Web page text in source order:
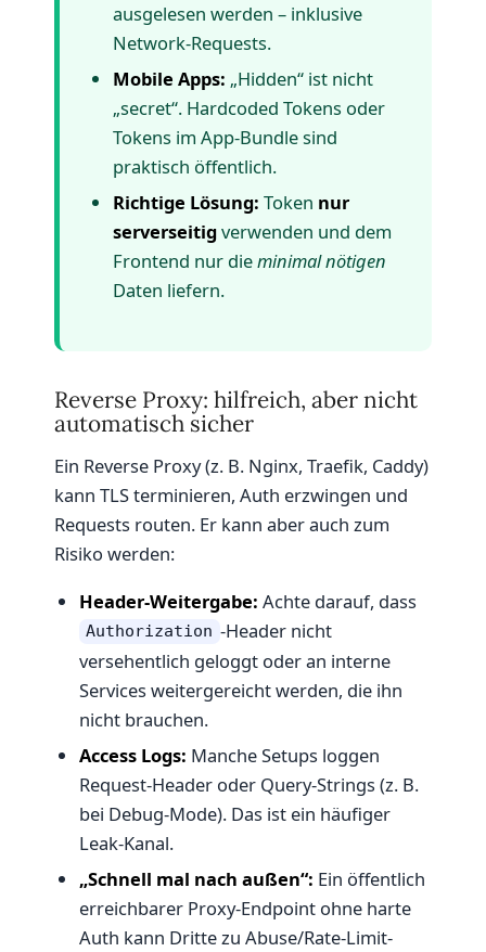
ausgelesen werden – inklusive
Network-Requests.
Mobile Apps: „Hidden“ ist nicht
„secret“. Hardcoded Tokens oder
Tokens im App-Bundle sind
praktisch öffentlich.
Richtige Lösung: Token nur
serverseitigverwenden und dem
Frontend nur dieminimal nötigen
Daten liefern.
Reverse Proxy: hilfreich, aber nicht
automatisch sicher
Ein Reverse Proxy (z. B. Nginx, Traefik, Caddy)
kann TLS terminieren, Auth erzwingen und
Requests routen. Er kann aber auch zum
Risiko werden:
Header-Weitergabe: Achte darauf, dass
Authorization -Header nicht
versehentlich geloggt oder an interne
Services weitergereicht werden, die ihn
nicht brauchen.
Access Logs: Manche Setups loggen
Request-Header oder Query-Strings (z. B.
bei Debug-Mode). Das ist ein häufiger
Leak-Kanal.
„Schnell mal nach außen“: Ein öffentlich
erreichbarer Proxy-Endpoint ohne harte
Auth kann Dritte zu Abuse/Rate-Limit-